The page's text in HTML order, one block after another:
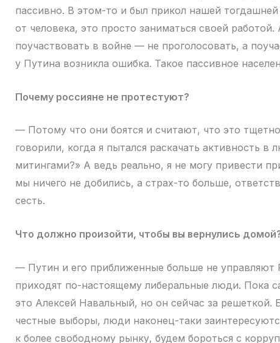
пассивно. В этом-то и был прикол нашей тогдашней
от человека, это просто заниматься своей
поучаствовать в войне — не проголосовать, а
у Путина возникла ошибка. Такое пассивное
Почему россияне не протестуют?
— Потому что они боятся и считают, что это
говорили, когда я пытался раскачать активность в
митингами?» А ведь реально, я не могу привести
мы ничего не добились, а страх-то больше,
сесть.
Что должно произойти, чтобы вы вернулись
— Путин и его приближенные больше не управляют
приходят по-настоящему либеральные люди. Пока
это Алексей Навальный, но он сейчас за решеткой.
честные выборы, люди наконец-таки
к более свободному рынку, будем бороться с